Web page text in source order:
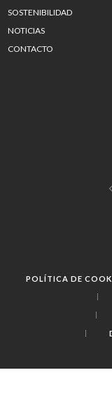
SOSTENIBILIDAD
NOTICIAS
CONTACTO
POLÍTICA DE